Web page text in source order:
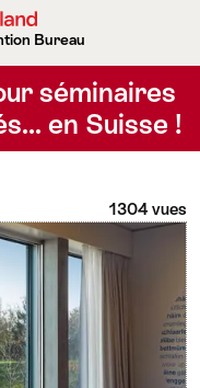
Bureau
séminaires
en Suisse !
1304 vues